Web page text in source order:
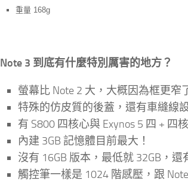
重量 168g
Note 3 到底有什麼特別厲害的地方？
螢幕比 Note 2 大，大概因為框更窄
特殊的仿皮質的後蓋，還有車縫線
有 S800 四核心與 Exynos 5 四 + 四
內建 3GB 記憶體目前最大！
沒有 16GB 版本，最低就 32GB，
觸控筆一樣是 1024 階感壓，跟